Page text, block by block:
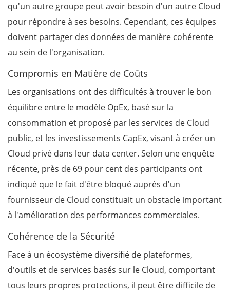
qu'un autre groupe peut avoir besoin d'un autre Cloud
pour répondre à ses besoins. Cependant, ces équipes
doivent partager des données de manière cohérente
au sein de l'organisation.
Compromis en Matière de Coûts
Les organisations ont des difficultés à trouver le bon
équilibre entre le modèle OpEx, basé sur la
consommation et proposé par les services de Cloud
public, et les investissements CapEx, visant à créer un
Cloud privé dans leur data center. Selon une enquête
récente, près de 69 pour cent des participants ont
indiqué que le fait d'être bloqué auprès d'un
fournisseur de Cloud constituait un obstacle important
à l'amélioration des performances commerciales.
Cohérence de la Sécurité
Face à un écosystème diversifié de plateformes,
d'outils et de services basés sur le Cloud, comportant
tous leurs propres protections, il peut être difficile de